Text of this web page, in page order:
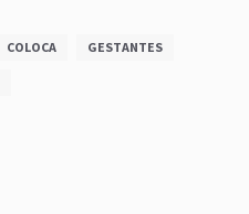
COLOCA GESTANTES